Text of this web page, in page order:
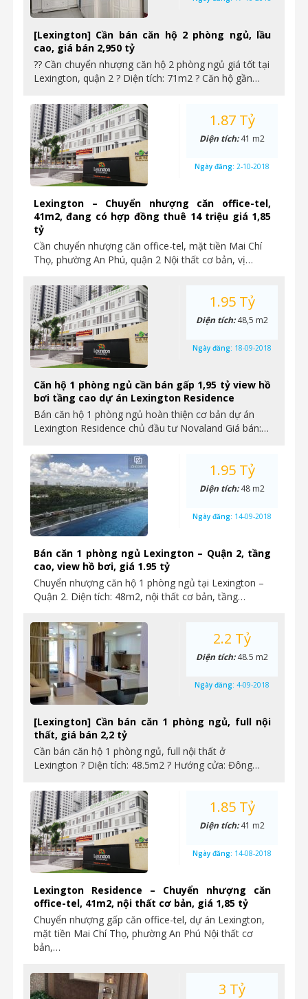
[Lexington] Cần bán căn hộ 2 phòng ngủ, lầu
cao, giá bán 2,950 tỷ
?? Cần chuyển nhượng căn hộ 2 phòng ngủ giá tốt tại
Lexington, quận 2 ? Diện tích: 71m2 ? Căn hộ gần…
Lexington – Chuyển nhượng căn office-tel,
41m2, đang có hợp đồng thuê 14 triệu giá 1,85
tỷ
Cần chuyển nhượng căn office-tel, mặt tiền Mai Chí
Thọ, phường An Phú, quận 2 Nội thất cơ bản, vị…
1.87 Tỷ
Diện tích:41 m2
Ngày đăng: 2-10-2018
Căn hộ 1 phòng ngủ cần bán gấp 1,95 tỷ view hồ
bơi tầng cao dự án Lexington Residence
Bán căn hộ 1 phòng ngủ hoàn thiện cơ bản dự án
Lexington Residence chủ đầu tư Novaland Giá bán:…
1.95 Tỷ
Diện tích:48,5 m2
Ngày đăng: 18-09-2018
Bán căn 1 phòng ngủ Lexington – Quận 2, tầng
cao, view hồ bơi, giá 1.95 tỷ
Chuyển nhượng căn hộ 1 phòng ngủ tại Lexington –
Quận 2. Diện tích: 48m2, nội thất cơ bản, tầng…
1.95 Tỷ
Diện tích:48 m2
Ngày đăng: 14-09-2018
[Lexington] Cần bán căn 1 phòng ngủ, full nội
thất, giá bán 2,2 tỷ
Cần bán căn hộ 1 phòng ngủ, full nội thất ở
Lexington ? Diện tích: 48.5m2 ? Hướng cửa: Đông…
2.2 Tỷ
Diện tích:48.5 m2
Ngày đăng: 4-09-2018
Lexington Residence – Chuyển nhượng căn
office-tel, 41m2, nội thất cơ bản, giá 1,85 tỷ
Chuyển nhượng gấp căn office-tel, dự án Lexington,
mặt tiền Mai Chí Thọ, phường An Phú Nội thất cơ
bản,…
1.85 Tỷ
Diện tích:41 m2
Ngày đăng: 14-08-2018
3 Tỷ